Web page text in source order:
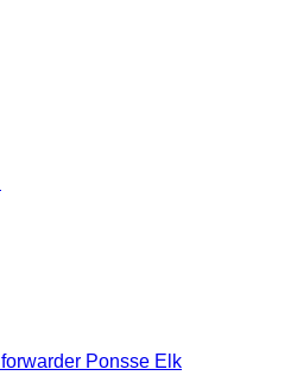
forwarder Ponsse Elk